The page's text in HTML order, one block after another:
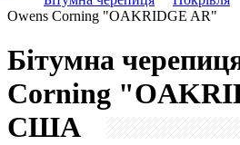
Owens Corning "OAKRIDGE AR"
Бітумна
Corning
США